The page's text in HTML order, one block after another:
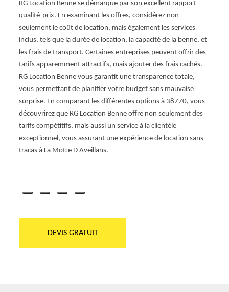
RG Location Benne se démarque par son excellent rapport
qualité-prix. En examinant les offres, considérez non
seulement le coût de location, mais également les services
inclus, tels que la durée de location, la capacité de la benne, et
les frais de transport. Certaines entreprises peuvent offrir des
tarifs apparemment attractifs, mais ajouter des frais cachés.
RG Location Benne vous garantit une transparence totale,
vous permettant de planifier votre budget sans mauvaise
surprise. En comparant les différentes options à 38770, vous
découvrirez que RG Location Benne offre non seulement des
tarifs compétitifs, mais aussi un service à la clientèle
exceptionnel, vous assurant une expérience de location sans
tracas à La Motte D Aveillans.
DEVIS GRATUIT